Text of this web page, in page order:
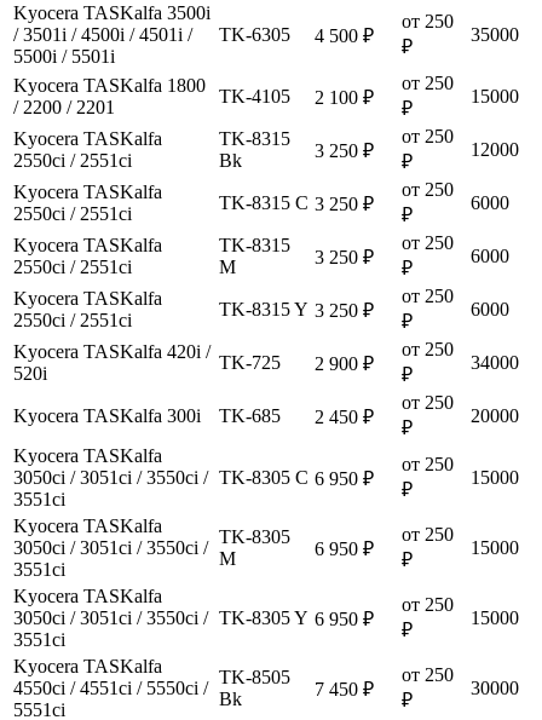
Kyocera TASKalfa 3500i
/ 3501i / 4500i / 4501i /
5500i / 5501i
TK-6305 4 500 ₽
от 250
₽
35000
Kyocera TASKalfa 1800
/ 2200 / 2201
TK-4105 2 100 ₽
от 250
₽
15000
Kyocera TASKalfa
2550ci / 2551ci
TK-8315
Bk
3 250 ₽
от 250
₽
12000
Kyocera TASKalfa
2550ci / 2551ci
TK-8315 C 3 250 ₽
от 250
₽
6000
Kyocera TASKalfa
2550ci / 2551ci
TK-8315
M
3 250 ₽
от 250
₽
6000
Kyocera TASKalfa
2550ci / 2551ci
TK-8315 Y 3 250 ₽
от 250
₽
6000
Kyocera TASKalfa 420i /
520i
TK-725 2 900 ₽
от 250
₽
34000
Kyocera TASKalfa 300i TK-685 2 450 ₽
от 250
₽
20000
Kyocera TASKalfa
3050ci / 3051ci / 3550ci /
3551ci
TK-8305 C 6 950 ₽
от 250
₽
15000
Kyocera TASKalfa
3050ci / 3051ci / 3550ci /
3551ci
TK-8305
M
6 950 ₽
от 250
₽
15000
Kyocera TASKalfa
3050ci / 3051ci / 3550ci /
3551ci
TK-8305 Y 6 950 ₽
от 250
₽
15000
Kyocera TASKalfa
4550ci / 4551ci / 5550ci /
5551ci
TK-8505
Bk
7 450 ₽
от 250
₽
30000